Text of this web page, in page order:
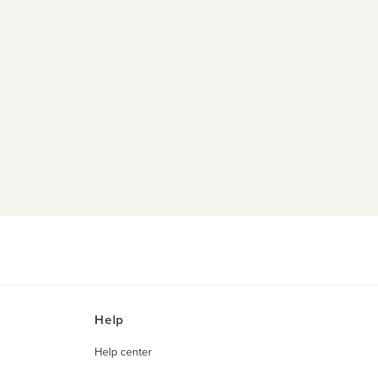
Help
Help center